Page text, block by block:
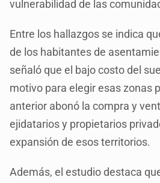
vulnerabilidad de las
Entre los hallazgos se indica
de los habitantes de
señaló que el bajo costo del
motivo para elegir esas zonas
anterior abonó la compra y
ejidatarios y propietarios
expansión de esos territorios.
Además, el estudio destaca